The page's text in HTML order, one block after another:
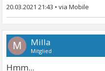
20.03.2021 21:43 •
M Milla
Mitglied
Hmm...